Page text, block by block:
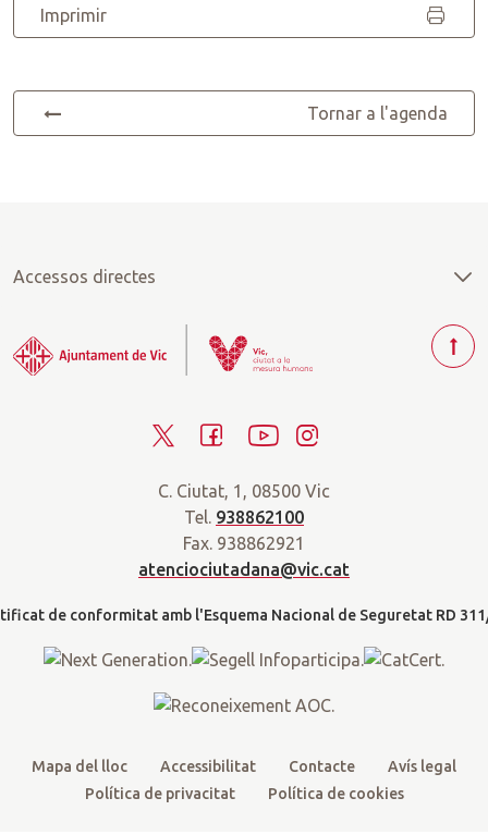
Imprimir
Tornar a l'agenda
Accessos directes
i
t
t
c
e
b
o
k
Y
u
t
u
s
a
a
m
C. Ciutat, 1, 08500 Vic
Tel. 938862100
Fax. 938862921
atenciociutadana@vic.cat
Mapa del lloc Accessibilitat Contacte
Avís legal
Política de privacitat
Política de cookies
T
t